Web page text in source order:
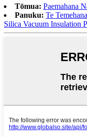
Tōmua: Paemahana
Panuku: Te
Silica Vacuum Insulation